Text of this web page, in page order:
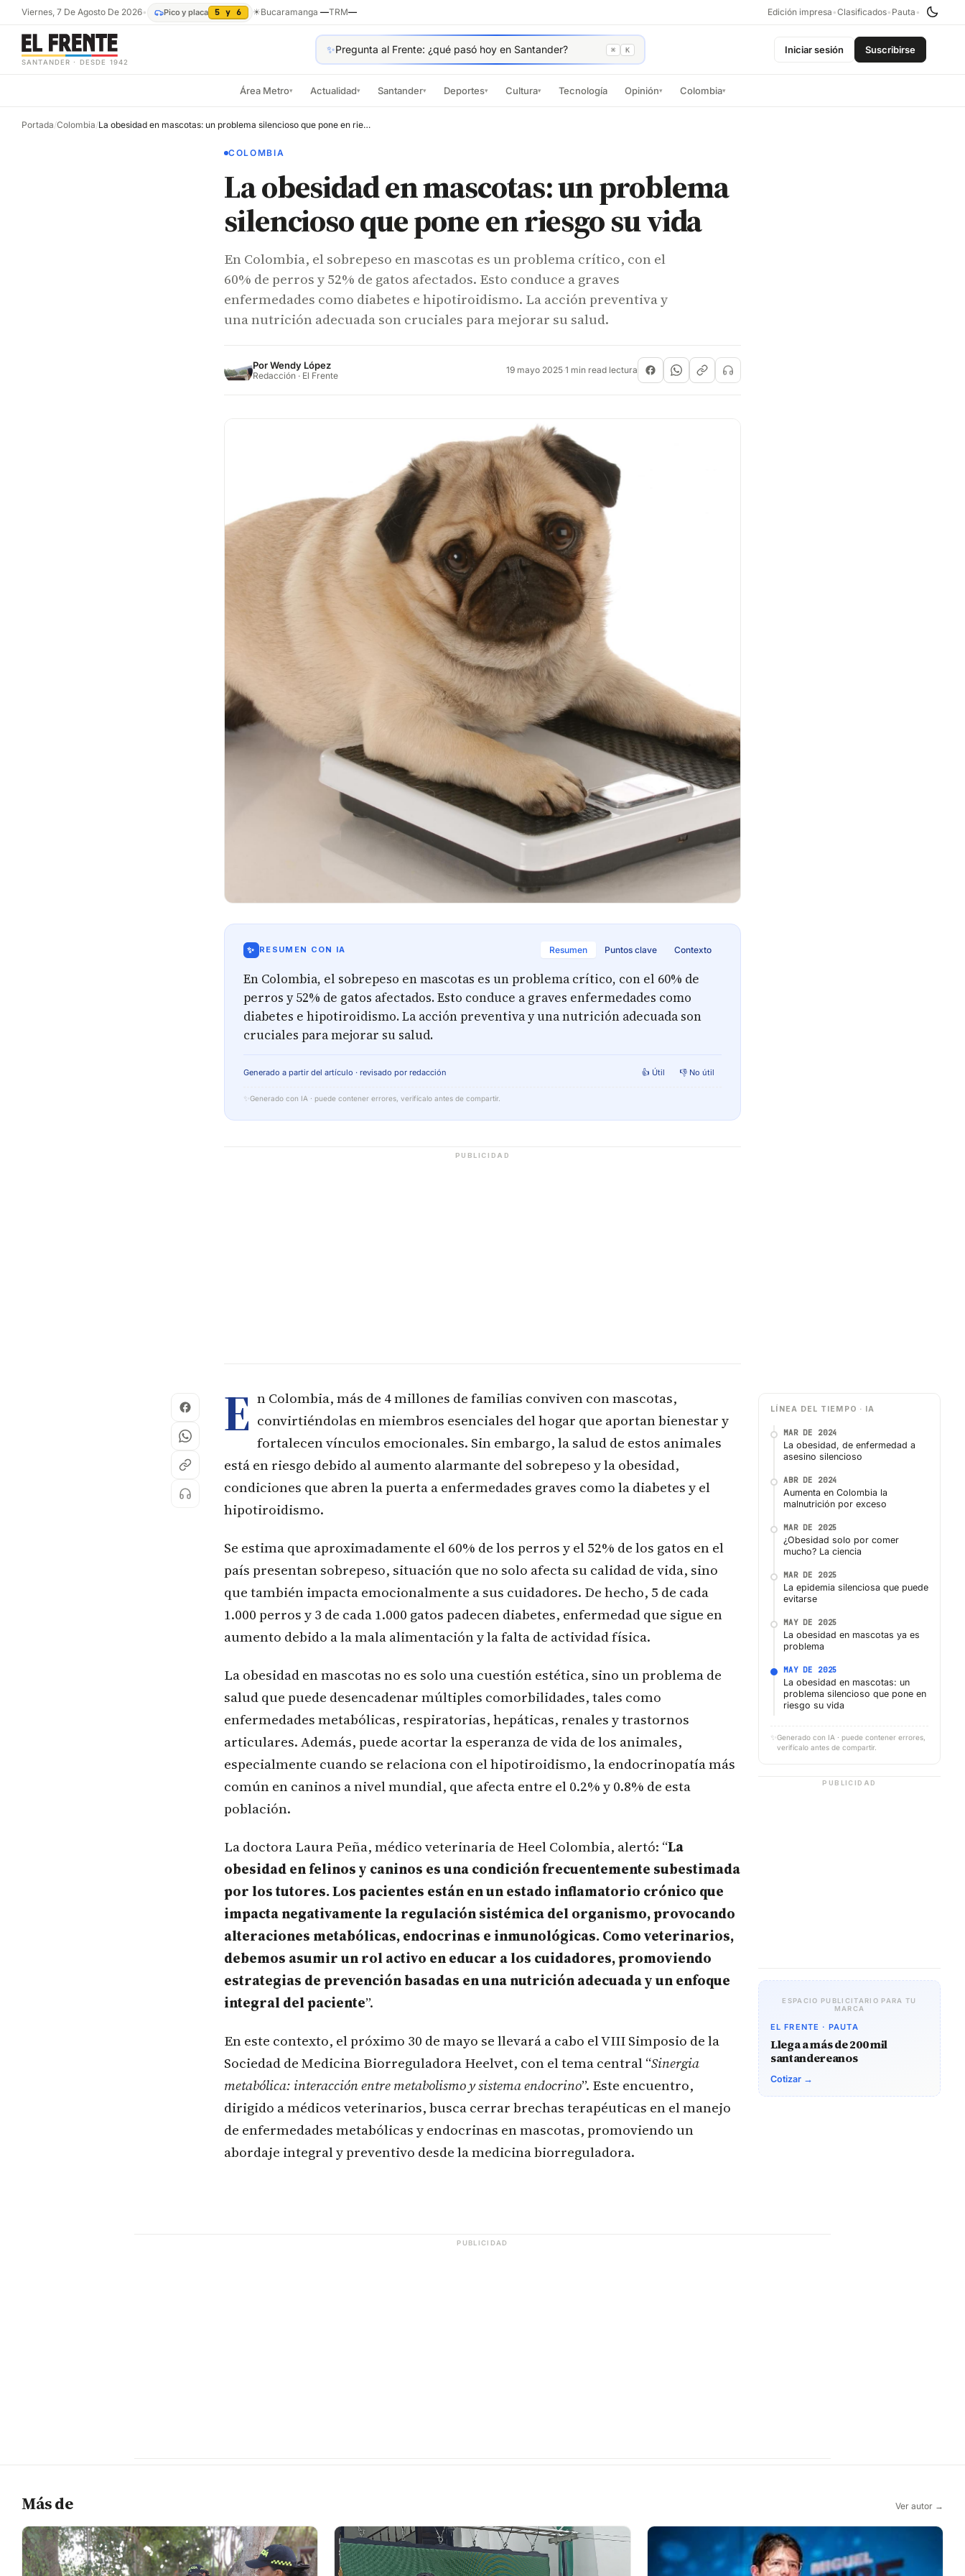
Viernes, 7 De Agosto De 2026• Pico y placa 5 y 6 ☀Bucaramanga —TRM— Edición impresa •Clasificados• Pauta •
SANTANDER · DESDE 1942
✨Pregunta al Frente: ¿qué pasó hoy en Santander? ⌘ K Iniciar sesión Suscribirse
Área Metro▾ Actualidad▾ Santander▾ Deportes▾ Cultura▾ Tecnología Opinión▾ Colombia▾
Portada/Colombia/ La obesidad en mascotas: un problema silencioso que pone en riesgo su vida
COLOMBIA
La obesidad en mascotas: un problema
silencioso que pone en riesgo su vida
En Colombia, el sobrepeso en mascotas es un problema crítico, con el
60% de perros y 52% de gatos afectados. Esto conduce a graves
enfermedades como diabetes e hipotiroidismo. La acción preventiva y
una nutrición adecuada son cruciales para mejorar su salud.
PorWendy López
Redacción · El Frente 19 mayo 2025·1 min read lectura
✨ RESUMEN CON IA Resumen Puntos clave Contexto
En Colombia, el sobrepeso en mascotas es un problema crítico, con el 60% de
perros y 52% de gatos afectados. Esto conduce a graves enfermedades como
diabetes e hipotiroidismo. La acción preventiva y una nutrición adecuada son
cruciales para mejorar su salud.
Generado a partir del artículo · revisado por redacción 👍 Útil 👎 No útil
✨ Generado con IA · puede contener errores, verifícalo antes de compartir.
PUBLICIDAD
E n Colombia, más de 4 millones de familias conviven con mascotas,
convirtiéndolas en miembros esenciales del hogar que aportan bienestar y
fortalecen vínculos emocionales. Sin embargo, la salud de estos animales
está en riesgo debido al aumento alarmante del sobrepeso y la obesidad,
condiciones que abren la puerta a enfermedades graves como la diabetes y el
hipotiroidismo.
Se estima que aproximadamente el 60% de los perros y el 52% de los gatos en el
país presentan sobrepeso, situación que no solo afecta su calidad de vida, sino
que también impacta emocionalmente a sus cuidadores. De hecho, 5 de cada
1.000 perros y 3 de cada 1.000 gatos padecen diabetes, enfermedad que sigue en
aumento debido a la mala alimentación y la falta de actividad física.
La obesidad en mascotas no es solo una cuestión estética, sino un problema de
salud que puede desencadenar múltiples comorbilidades, tales como
enfermedades metabólicas, respiratorias, hepáticas, renales y trastornos
articulares. Además, puede acortar la esperanza de vida de los animales,
especialmente cuando se relaciona con el hipotiroidismo, la endocrinopatía más
común en caninos a nivel mundial, que afecta entre el 0.2% y 0.8% de esta
población.
La doctora Laura Peña, médico veterinaria de Heel Colombia, alertó: “La
obesidad en felinos y caninos es una condición frecuentemente subestimada
por los tutores. Los pacientes están en un estado inflamatorio crónico que
impacta negativamente la regulación sistémica del organismo, provocando
alteraciones metabólicas, endocrinas e inmunológicas. Como veterinarios,
debemos asumir un rol activo en educar a los cuidadores, promoviendo
estrategias de prevención basadas en una nutrición adecuada y un enfoque
integral del paciente”.
En este contexto, el próximo 30 de mayo se llevará a cabo el VIII Simposio de la
Sociedad de Medicina Biorreguladora Heelvet, con el tema central “Sinergia
metabólica: interacción entre metabolismo y sistema endocrino”. Este encuentro,
dirigido a médicos veterinarios, busca cerrar brechas terapéuticas en el manejo
de enfermedades metabólicas y endocrinas en mascotas, promoviendo un
abordaje integral y preventivo desde la medicina biorreguladora.
LÍNEA DEL TIEMPO · IA
MAR DE 2024
La obesidad, de enfermedad a
asesino silencioso
ABR DE 2024
Aumenta en Colombia la
malnutrición por exceso
MAR DE 2025
¿Obesidad solo por comer
mucho? La ciencia
MAR DE 2025
La epidemia silenciosa que puede
evitarse
MAY DE 2025
La obesidad en mascotas ya es
problema
MAY DE 2025
La obesidad en mascotas: un
problema silencioso que pone en
riesgo su vida
✨ Generado con IA · puede contener errores,
verifícalo antes de compartir.
PUBLICIDAD
ESPACIO PUBLICITARIO PARA TU
MARCA
EL FRENTE · PAUTA
Llega a más de 200 mil
santandereanos
Cotizar →
PUBLICIDAD
Más de Ver autor →